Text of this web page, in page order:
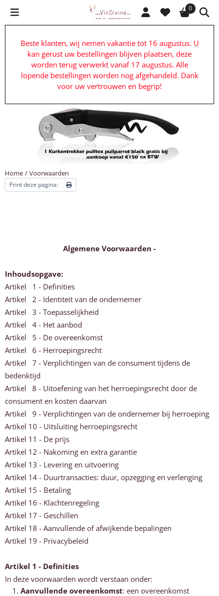
Cookievoorkeuren zijn beschikbaar. Kies instellingen of sta alle
0
Beste klanten, wij nemen vakantie tot 16 augustus. U
kan gerust uw bestellingen blijven plaatsen, deze
worden terug verwerkt vanaf 17 augustus. Alle
lopende bestellingen worden nog afgehandeld. Dank
voor uw vertrouwen en begrip!
Home / Voorwaarden
Print deze pagina:
Algemene Voorwaarden -
Inhoudsopgave:
Artikel 1 - Definities
Artikel 2 - Identiteit van de ondernemer
Artikel 3 - Toepasselijkheid
Artikel 4 - Het aanbod
Artikel 5 - De overeenkomst
Artikel 6 - Herroepingsrecht
Artikel 7 - Verplichtingen van de consument tijdens de
bedenktijd
Artikel 8 - Uitoefening van het herroepingsrecht door de
consument en kosten daarvan
Artikel 9 - Verplichtingen van de ondernemer bij herroeping
Artikel 10 - Uitsluiting herroepingsrecht
Artikel 11 - De prijs
Artikel 12 - Nakoming en extra garantie
Artikel 13 - Levering en uitvoering
Artikel 14 - Duurtransacties: duur, opzegging en verlenging
Artikel 15 - Betaling
Artikel 16 - Klachtenregeling
Artikel 17 - Geschillen
Artikel 18 - Aanvullende of afwijkende bepalingen
Artikel 19 - Privacybeleid
Artikel 1 - Definities
In deze voorwaarden wordt verstaan onder:
Aanvullende overeenkomst: een overeenkomst